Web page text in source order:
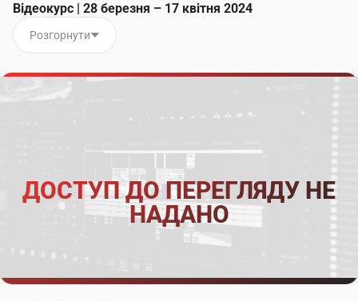
Відеокурс | 28 березня – 17 квітня 2024
Розгорнути
ДОСТУП ДО ПЕРЕГЛЯДУ НЕ
НАДАНО